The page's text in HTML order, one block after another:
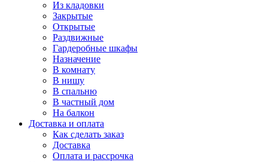
Из кладовки
Закрытые
Открытые
Раздвижные
Гардеробные шкафы
Назначение
В комнату
В нишу
В спальню
В частный дом
На балкон
Доставка и оплата
Как сделать заказ
Доставка
Оплата и рассрочка